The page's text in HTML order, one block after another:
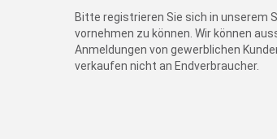
Bitte registrieren Sie sich in unserem
vornehmen zu können. Wir können
Anmeldungen von gewerblichen
verkaufen nicht an Endverbraucher.